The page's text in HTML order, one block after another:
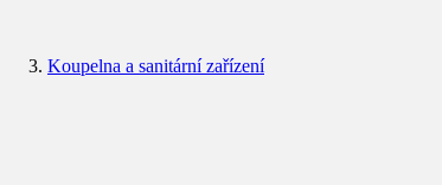
Koupelna a sanitární zařízení